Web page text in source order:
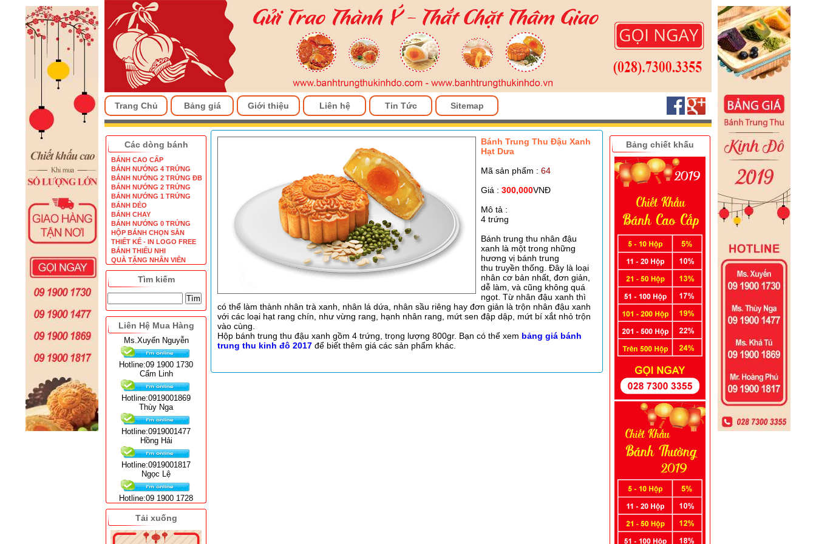
Trang Chủ Bảng giá Giới thiệu Liên hệ Tin Tức Sitemap
Các dòng bánh
BÁNH CAO CẤP
BÁNH NƯỚNG 4 TRỨNG
BÁNH NƯỚNG 2 TRỨNG ĐB
BÁNH NƯỚNG 2 TRỨNG
BÁNH NƯỚNG 1 TRỨNG
BÁNH DẺO
BÁNH CHAY
BÁNH NƯỚNG 0 TRỨNG
HỘP BÁNH CHỌN SẴN
THIẾT KẾ - IN LOGO FREE
BÁNH THIẾU NHI
QUÀ TẶNG NHÂN VIÊN
Tìm kiếm
Liên Hệ Mua Hàng
Ms.Xuyến Nguyễn
Hotline:09 1900 1730
Cẩm Linh
Hotline:0919001869
Thùy Nga
Hotline:0919001477
Hồng Hải
Hotline:0919001817
Ngọc Lệ
Hotline:09 1900 1728
Tải xuống
Bánh Trung Thu Đậu Xanh
Hạt Dưa
Mã sản phẩm : 64
Giá : 300,000VNĐ
Mô tả :
4 trứng
Bánh trung thu nhân đậu
xanh là một trong những
hương vị bánh trung
thu truyền thống. Đây là loại
nhân cơ bản nhất, đơn giản,
dễ làm, và cũng không quá
ngọt. Từ nhân đậu xanh thì
có thể làm thành nhân trà xanh, nhân lá dứa, nhân sầu riêng hay đơn giản là trộn nhân đậu xanh
với các loại hạt rang chín, như vừng rang, hạnh nhân rang, mứt sen đập dập, mứt bí xắt nhỏ trộn
vào cùng.
Hộp bánh trung thu đậu xanh gồm 4 trứng, trọng lượng 800gr. Bạn có thể xem bảng giá bánh
trung thu kinh đô 2017 để biết thêm giá các sản phẩm khác.
Bảng chiết khấu